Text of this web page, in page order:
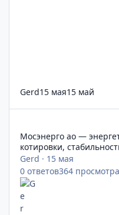
Gerd15 мая15 май
Мосэнерго ао —
котировки,
Gerd · 15 мая
0 ответов364 просмотра